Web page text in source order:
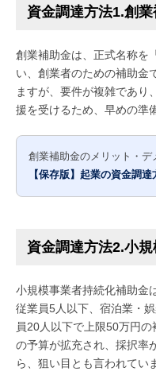
資金調達方法1.創
創業補助金は、正式名称を
い、創業者のための補助金
ますが、要件が複雑であり
援を受けるため、早めの準
創業補助金のメリット・デ
【保存版】起業の資金調
資金調達方法2.小
小規模事業者持続化補助金
従業員5人以下、宿泊業・
員20人以下で上限50万円
の予算が拡充され、採択率
ら、狙い目とも言われてい